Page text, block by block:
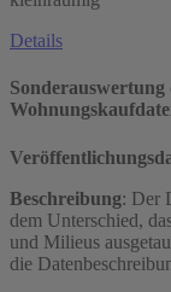
Details
Beschreibung: Der
dem Unterschied,
und Milieus
die